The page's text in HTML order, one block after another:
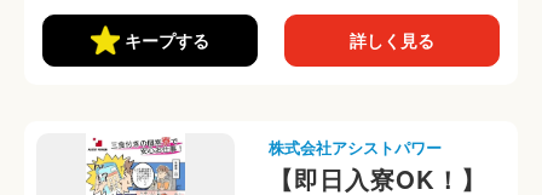
キープする 詳しく見る
株式会社アシストパワー
【即日入寮OK！】